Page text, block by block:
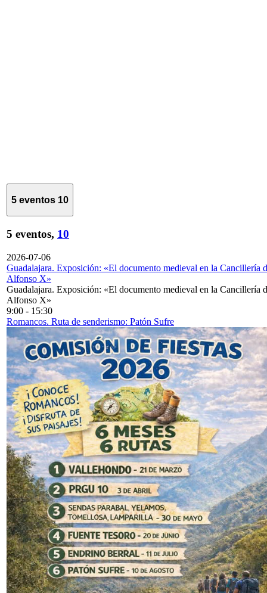
5 eventos 10
5 eventos, 10
2026-07-06
Guadalajara. Exposición: «El documento medieval en la Cancillería
Alfonso X»
Guadalajara. Exposición: «El documento medieval en la Cancillería
Alfonso X»
9:00 - 15:30
Romancos. Ruta de senderismo: Patón Sufre